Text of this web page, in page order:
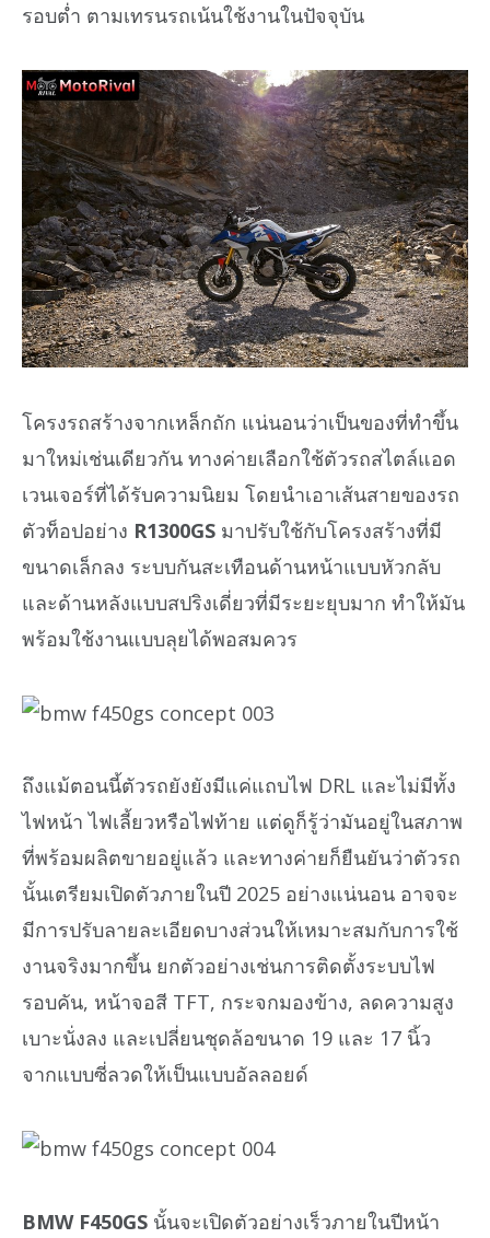
รอบต่ำ ตามเทรนรถเน้นใช้งานในปัจจุบัน
โครงรถสร้างจากเหล็กถัก แน่นอนว่าเป็นของที่ทำขึ้น
มาใหม่เช่นเดียวกัน ทางค่ายเลือกใช้ตัวรถสไตล์แอด
เวนเจอร์ที่ได้รับความนิยม โดยนำเอาเส้นสายของรถ
ตัวท็อปอย่าง R1300GS มาปรับใช้กับโครงสร้างที่มี
ขนาดเล็กลง ระบบกันสะเทือนด้านหน้าแบบหัวกลับ
และด้านหลังแบบสปริงเดี่ยวที่มีระยะยุบมาก ทำให้มัน
พร้อมใช้งานแบบลุยได้พอสมควร
ถึงแม้ตอนนี้ตัวรถยังยังมีแค่แถบไฟ DRL และไม่มีทั้ง
ไฟหน้า ไฟเลี้ยวหรือไฟท้าย แต่ดูก็รู้ว่ามันอยู่ในสภาพ
ที่พร้อมผลิตขายอยู่แล้ว และทางค่ายก็ยืนยันว่าตัวรถ
นั้นเตรียมเปิดตัวภายในปี 2025 อย่างแน่นอน อาจจะ
มีการปรับลายละเอียดบางส่วนให้เหมาะสมกับการใช้
งานจริงมากขึ้น ยกตัวอย่างเช่นการติดตั้งระบบไฟ
รอบคัน, หน้าจอสี TFT, กระจกมองข้าง, ลดความสูง
เบาะนั่งลง และเปลี่ยนชุดล้อขนาด 19 และ 17 นิ้ว
จากแบบซี่ลวดให้เป็นแบบอัลลอยด์
BMW F450GS นั้นจะเปิดตัวอย่างเร็วภายในปีหน้า